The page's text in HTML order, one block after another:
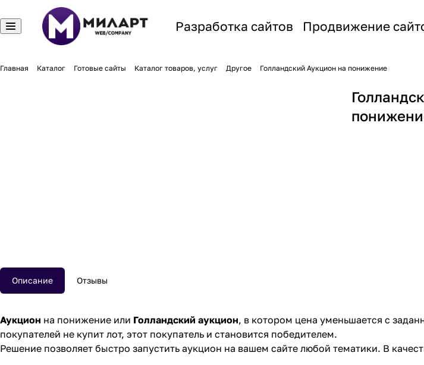
Разработка сайтов Продвижение
Главная Каталог Готовые сайты Каталог товаров, услуг Другое Голландский Аукцион на понижение
Описание Отзывы
Аукцион на понижение или Голландский аукцион, в котором цена уменьшается с
покупателей не купит лот, этот покупатель и становится победителем.
Решение позволяет быстро запустить аукцион на вашем сайте любой тематики. В